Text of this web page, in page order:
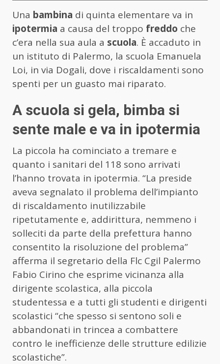
Una bambina di quinta elementare va in
ipotermia a causa del troppo freddo che
c’era nella sua aula a scuola. È accaduto in
un istituto di Palermo, la scuola Emanuela
Loi, in via Dogali, dove i riscaldamenti sono
spenti per un guasto mai riparato.
A scuola si gela, bimba si
sente male e va in ipotermia
La piccola ha cominciato a tremare e
quanto i sanitari del 118 sono arrivati
l’hanno trovata in ipotermia. “La preside
aveva segnalato il problema dell’impianto
di riscaldamento inutilizzabile
ripetutamente e, addirittura, nemmeno i
solleciti da parte della prefettura hanno
consentito la risoluzione del problema”
afferma il segretario della Flc Cgil Palermo
Fabio Cirino che esprime vicinanza alla
dirigente scolastica, alla piccola
studentessa e a tutti gli studenti e dirigenti
scolastici “che spesso si sentono soli e
abbandonati in trincea a combattere
contro le inefficienze delle strutture edilizie
scolastiche”.